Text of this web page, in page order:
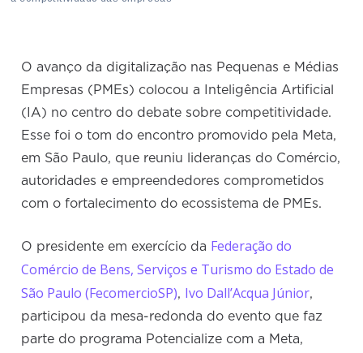
O avanço da digitalização nas Pequenas e Médias
Empresas (PMEs) colocou a Inteligência Artificial
(IA) no centro do debate sobre competitividade.
Esse foi o tom do encontro promovido pela Meta,
em São Paulo, que reuniu lideranças do Comércio,
autoridades e empreendedores comprometidos
com o fortalecimento do ecossistema de PMEs.
O presidente em exercício da Federação do
Comércio de Bens, Serviços e Turismo do Estado de
São Paulo (FecomercioSP), Ivo Dall’Acqua Júnior,
participou da mesa-redonda do evento que faz
parte do programa Potencialize com a Meta,